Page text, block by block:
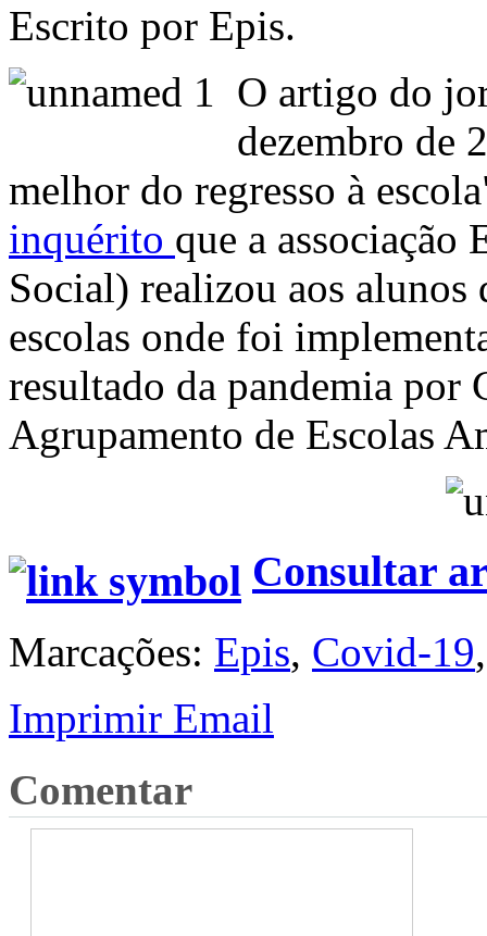
Escrito por Epis.
O artigo do
dezembro de
melhor do regresso à
inquérito que a associação
Social) realizou aos alunos
escolas onde foi
resultado da pandemia por
Agrupamento de Escolas
Consultar
Marcações: Epis, Covid-19
Imprimir Email
Comentar